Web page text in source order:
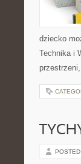
dziecko
Technika i